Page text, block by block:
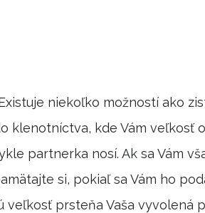
niekoľko možností ako
klenotníctva, kde Vám veľkosť
partnerka nosí. Ak sa Vám
si, pokiaľ sa Vám ho
prsteňa Vaša vyvolená